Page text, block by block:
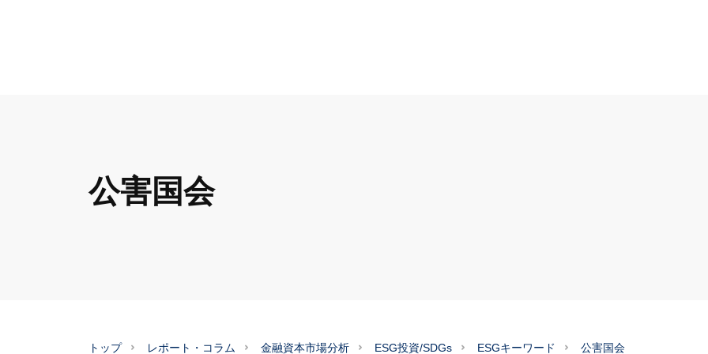
公害国会
トップ レポート・コラム 金融資本市場分析 ESG投資/SDGs ESGキーワード 公害国会